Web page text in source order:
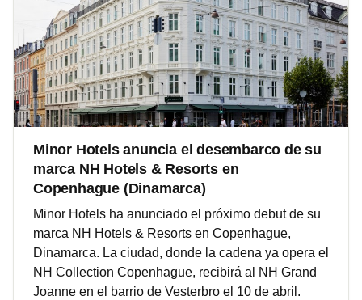
Minor Hotels anuncia el desembarco de su
marca NH Hotels & Resorts en
Copenhague (Dinamarca)
Minor Hotels ha anunciado el próximo debut de su
marca NH Hotels & Resorts en Copenhague,
Dinamarca. La ciudad, donde la cadena ya opera el
NH Collection Copenhague, recibirá al NH Grand
Joanne en el barrio de Vesterbro el 10 de abril.